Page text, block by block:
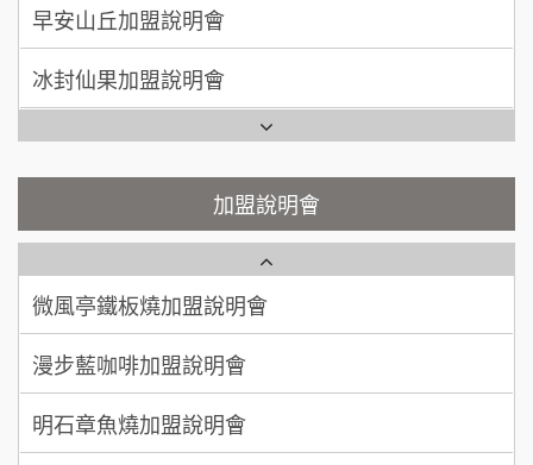
加盟預算
呂 先生/小姐
加盟預算 200萬~400萬
顏 先生/小姐 台北市
廖 先生/小姐 高雄市
加盟預算
冰封仙果加盟說明會
Ramble Café 漫步藍咖啡加盟說明會
微風亭鐵板燒加盟說明會
【曉妍美妝】誠徵行政櫃檯
自助洗衣店誠徵代洗收送人員(台中市)
MUSHEN徵SPA美容芳療師
日十。早午食加盟說明會
加盟說明會
SHARE TEA歇腳亭加盟說明會
潮味決-湯滷專門店加盟說明會
鮮茶道加盟說明會
微風亭鐵板燒加盟說明會
漫步藍咖啡加盟說明會
明石章魚燒加盟說明會
出櫃加盟說明會